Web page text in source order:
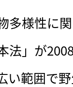
多様性に
法」が
い範囲で